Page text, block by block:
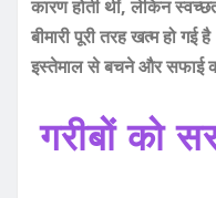
कारण होती थीं, लेकिन
बीमारी पूरी तरह खत्म हो
इस्तेमाल से बचने और सफाई
गरीबों को